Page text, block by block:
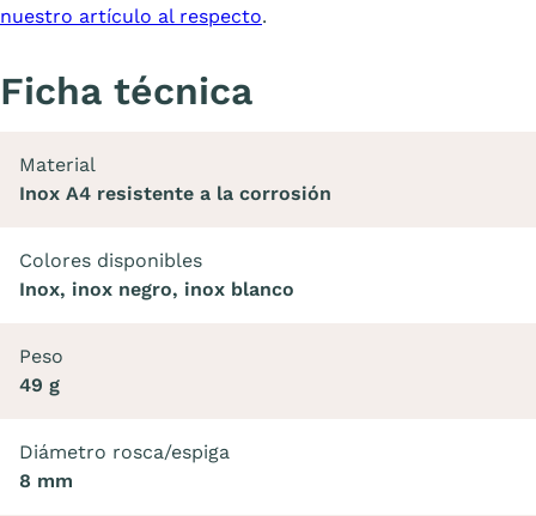
nuestro artículo al respecto.
Ficha técnica
Material
Inox A4 resistente a la corrosión
Colores disponibles
Inox, inox negro, inox blanco
Peso
49 g
Diámetro rosca/espiga
8 mm